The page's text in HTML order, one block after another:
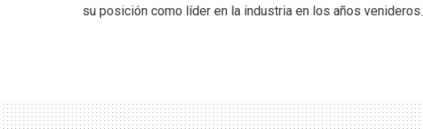
su posición como líder en la industria en los años venideros.